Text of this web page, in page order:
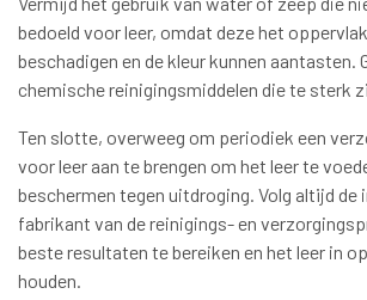
bedoeld voor leer, omdat deze het
beschadigen en de kleur kunnen aantasten.
chemische reinigingsmiddelen die te sterk
Ten slotte, overweeg om periodiek een
voor leer aan te brengen om het leer te
beschermen tegen uitdroging. Volg altijd de
fabrikant van de reinigings- en
beste resultaten te bereiken en het leer in
houden.